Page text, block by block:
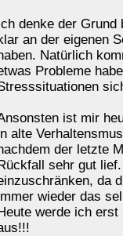
denke der
an der eigenen
Natürlich
Probleme
ist mir
alte
der letzte
sehr gut
da
wieder das
werde ich